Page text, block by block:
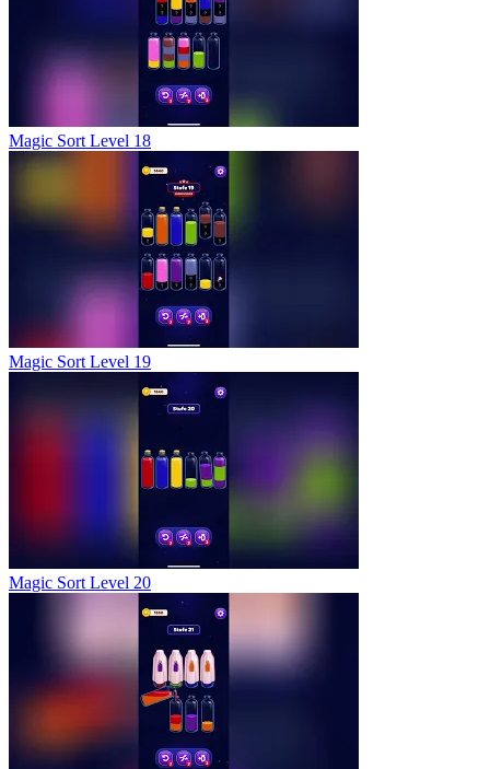
Magic Sort Level 18
Magic Sort Level 19
Magic Sort Level 20